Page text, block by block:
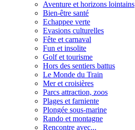
Aventure et horizons lointains
Bien-être santé
Echappee verte
Evasions culturelles
Fête et carnaval
Fun et insolite
Golf et tourisme
Hors des sentiers battus
Le Monde du Train
Mer et croisières
Parcs attraction, zoos
Plages et farniente
Plongée sous-marine
Rando et montagne
Rencontre avec...